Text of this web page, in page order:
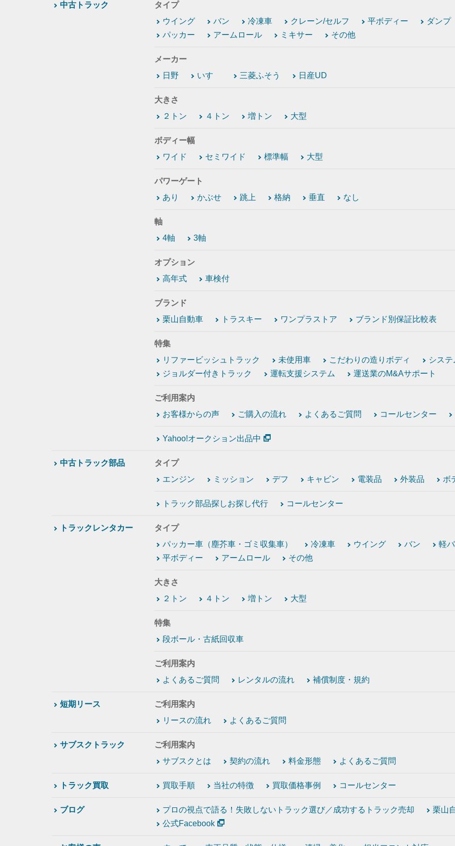
中古トラック
タイプ
ウイング
バン 冷凍車 クレーン/セルフ 平ボディー ダンプ
パッカー
アームロール ミキサー その他
メーカー
日野
いすゞ 三菱ふそう 日産UD
大きさ
２トン
４トン 増トン 大型
ボディー幅
ワイド
セミワイド 標準幅 大型
パワーゲート
あり
かぶせ 跳上 格納 垂直 なし
軸
4軸
3軸
オプション
高年式
車検付
ブランド
栗山自動車
トラスキー ワンプラストア ブランド別保証比較表
特集
リファービッシュトラック
未使用車 こだわりの造りボディ
シス
ジョルダー付きトラック
運転支援システム 運送業のM&Aサポート
ご利用案内
お客様からの声
ご購入の流れ よくあるご質問 コールセンター
Yahoo!オークション出品中
中古トラック部品
タイプ
エンジン
ミッション デフ キャビン 電装品 外装品 ボ
トラック部品探しお探し代行 コールセンター
トラックレンタカー
タイプ
パッカー車（塵芥車・ゴミ収集車）
冷凍車 ウイング バン 軽
平ボディー
アームロール その他
大きさ
２トン
４トン 増トン 大型
特集
段ボール・古紙回収車
ご利用案内
よくあるご質問
レンタルの流れ 補償制度・規約
短期リース
ご利用案内
リースの流れ
よくあるご質問
サブスクトラック
ご利用案内
サブスクとは
契約の流れ 料金形態 よくあるご質問
トラック買取 買取手順 当社の特徴 買取価格事例 コールセンター
ブログ プロの視点で語る！失敗しないトラック選び／成功するトラック売却 栗山
公式Facebook